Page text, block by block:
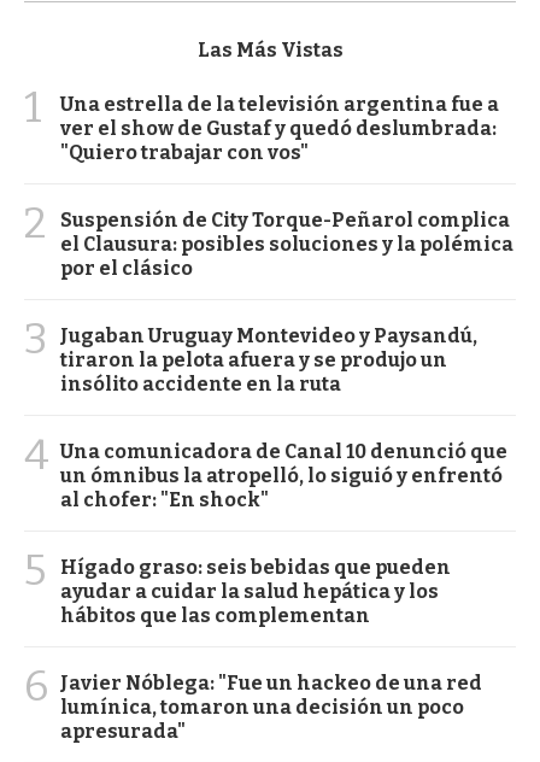
Las Más Vistas
1
Una estrella de la televisión argentina fue a
ver el show de Gustaf y quedó deslumbrada:
"Quiero trabajar con vos"
2
Suspensión de City Torque-Peñarol complica
el Clausura: posibles soluciones y la polémica
por el clásico
3
Jugaban Uruguay Montevideo y Paysandú,
tiraron la pelota afuera y se produjo un
insólito accidente en la ruta
4 Una comunicadora de Canal 10 denunció que
un ómnibus la atropelló, lo siguió y enfrentó
al chofer: "En shock"
5
Hígado graso: seis bebidas que pueden
ayudar a cuidar la salud hepática y los
hábitos que las complementan
6
Javier Nóblega: "Fue un hackeo de una red
lumínica, tomaron una decisión un poco
apresurada"